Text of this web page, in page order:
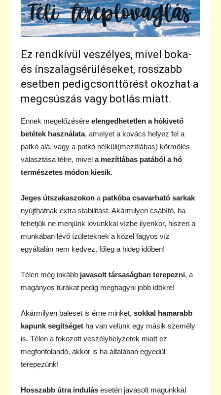
Ez rendkívül veszélyes, mivel boka-
és ínszalagsérüléseket, rosszabb
esetben pedigcsonttörést okozhat a
megcsúszás vagy botlás miatt.
Ennek megelőzésére elengedhetetlen a hókivető
betétek használata, amelyet a kovács helyez fel a
patkó alá, vagy a patkó nélküli(mezítlábas) körmölés
választása télre, mivel a mezítlábas patából a hó
természetes módon kiesik.
Jeges útszakaszokon a patkóba csavarható sarkak
nyújthatnak extra stabilitást. Akármilyen csábító, ha
tehetjük ne menjünk lovunkkal vízbe ilyenkor, hiszen a
munkában lévő ízületeknek a közel fagyos víz
egyáltalán nem kedvez, főleg a hideg időben!
Télen még inkább javasolt társaságban terepezni, a
magányos túrákat pedig meghagyni jobb időkre!
Akármilyen baleset is érne minket, sokkal hamarabb
kapunk segítséget ha van velünk egy másik személy
is. Télen a fokozott veszélyhelyzetek miatt ez
megfontolandó, akkor is ha általában egyedül
terepezünk!
Hosszabb útra indulás esetén javasolt magunkkal